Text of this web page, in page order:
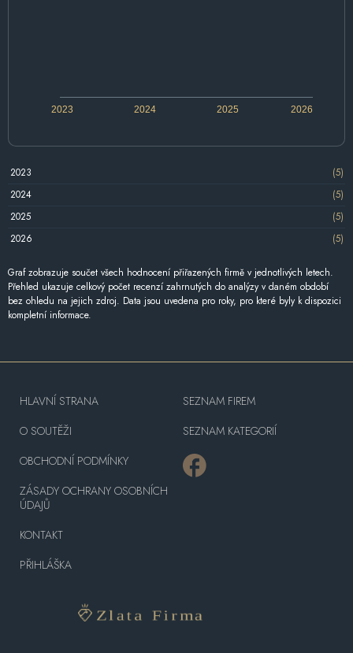
2024 2026
2023 2025
2023
(5)
2024
(5)
2025
(5)
2026
(5)
Graf zobrazuje součet všech hodnocení přiřazených firmě v jednotlivých letech.
Přehled ukazuje celkový počet recenzí zahrnutých do analýzy v daném období
bez ohledu na jejich zdroj. Data jsou uvedena pro roky, pro které byly k dispozici
kompletní informace.
HLAVNÍ STRANA
O SOUTĚŽI
OBCHODNÍ PODMÍNKY
ZÁSADY OCHRANY OSOBNÍCH
ÚDAJŮ
KONTAKT
PŘIHLÁŠKA
SEZNAM FIREM
SEZNAM KATEGORIÍ